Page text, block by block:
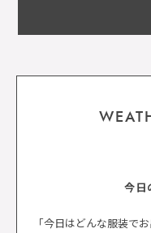
今日
「今日はどんな服装で